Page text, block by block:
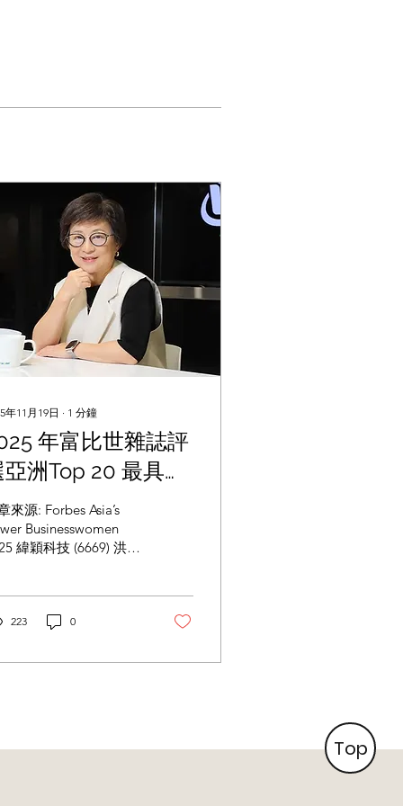
年11月19日 ∙ 1 分鐘
年富比世雜誌評
洲Top 20 最具影
的女性企業家，
洪麗寗董事長獲
亞洲Top 20 最具
響力的女性企業家
一！
來源: Forbes Asia’s
Businesswomen
緯穎科技 (6669) 洪麗
家！ Emily Hong
Wiwynn Taiwan
at Taiwan’s
223 0
Top